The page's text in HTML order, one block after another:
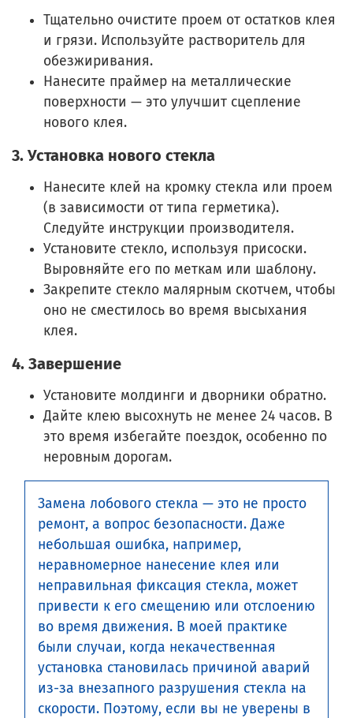
Тщательно очистите проем от остатков клея
и грязи. Используйте растворитель для
обезжиривания.
Нанесите праймер на металлические
поверхности — это улучшит сцепление
нового клея.
3. Установка нового стекла
Нанесите клей на кромку стекла или проем
(в зависимости от типа герметика).
Следуйте инструкции производителя.
Установите стекло, используя присоски.
Выровняйте его по меткам или шаблону.
Закрепите стекло малярным скотчем, чтобы
оно не сместилось во время высыхания
клея.
4. Завершение
Установите молдинги и дворники обратно.
Дайте клею высохнуть не менее 24 часов. В
это время избегайте поездок, особенно по
неровным дорогам.
Замена лобового стекла — это не просто
ремонт, а вопрос безопасности. Даже
небольшая ошибка, например,
неравномерное нанесение клея или
неправильная фиксация стекла, может
привести к его смещению или отслоению
во время движения. В моей практике
были случаи, когда некачественная
установка становилась причиной аварий
из-за внезапного разрушения стекла на
скорости. Поэтому, если вы не уверены в